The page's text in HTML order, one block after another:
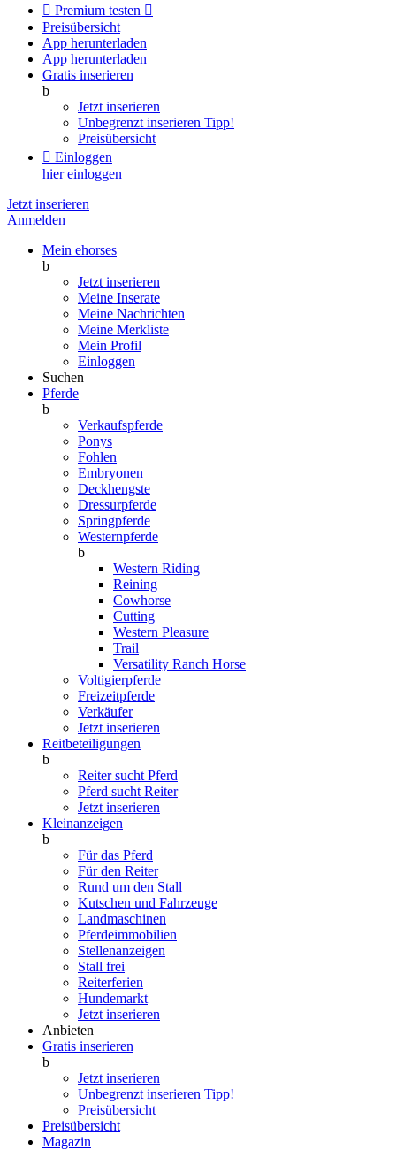
 Premium testen 
Preisübersicht
App herunterladen
App herunterladen
Gratis inserieren
b
Jetzt inserieren
Unbegrenzt inserieren Tipp!
Preisübersicht
 Einloggen
hier einloggen
Jetzt inserieren
Anmelden
Mein ehorses
b
Jetzt inserieren
Meine Inserate
Meine Nachrichten
Meine Merkliste
Mein Profil
Einloggen
Suchen
Pferde
b
Verkaufspferde
Ponys
Fohlen
Embryonen
Deckhengste
Dressurpferde
Springpferde
Westernpferde
b
Western Riding
Reining
Cowhorse
Cutting
Western Pleasure
Trail
Versatility Ranch Horse
Voltigierpferde
Freizeitpferde
Verkäufer
Jetzt inserieren
Reitbeteiligungen
b
Reiter sucht Pferd
Pferd sucht Reiter
Jetzt inserieren
Kleinanzeigen
b
Für das Pferd
Für den Reiter
Rund um den Stall
Kutschen und Fahrzeuge
Landmaschinen
Pferdeimmobilien
Stellenanzeigen
Stall frei
Reiterferien
Hundemarkt
Jetzt inserieren
Anbieten
Gratis inserieren
b
Jetzt inserieren
Unbegrenzt inserieren Tipp!
Preisübersicht
Preisübersicht
Magazin